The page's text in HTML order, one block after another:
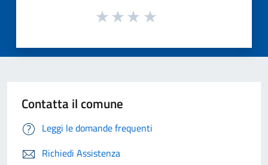
Contatta il comune
Leggi le domande frequenti
Richiedi Assistenza